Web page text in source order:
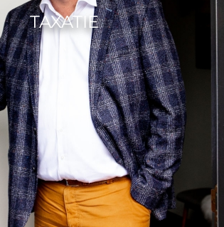
TAXATIE